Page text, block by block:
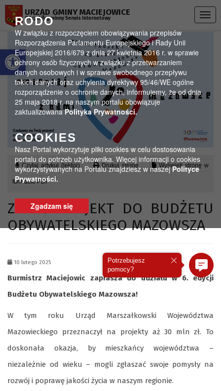
Otwórz pasek narzędzi
RODO
W związku z rozpoczęciem obowiązywania przepisów
Rozporządzenia Parlamentu Europejskiego i Rady Unii
Europejskiej 2016/679 z dnia 27 kwietnia 2016 r. w sprawie
ochrony osób fizycznych w związku z przetwarzaniem
danych osobowych i w sprawie swobodnego przepływu
takich danych oraz uchylenia dyrektywy 95/46/WE ogólne
rozporządzenie o ochronie danych, informujemy, że od dnia
25 maja 2018 r. na naszym portalu obowiązuje
zaktualizowanaPolityka Prywatności.
COOKIES
Nasz Portal wykorzytuje pliki cookies w celu dostosowania
portalu do potrzeb użytkownika. Więcej informacji o cookies
wykorzystywanych na Portalu znajdziesz w naszejPolityce
Prywatności.
Zgadzam się
URZĄD GMINY MACIEJOWICE
Oficjalny gminny Serwis Internetowy
Czytaj artykuł (lektor) Drukuj stronę Wyświetl stronę w
formacie PDF
ZGŁOŚ PROJEKT DO BUDŻETU
OBYWATELSKIEGO MAZOWSZA
10 lutego 2025
Burmistrz Maciejowic zaprasza do udziału w 6. edycji
Budżetu Obywatelskiego Mazowsza!
W tym roku Urząd Marszałkowski Województwa
Mazowieckiego przeznaczył na projekty aż 30 mln zł. To
doskonała okazja, by mieszkańcy województwa –
niezależnie od wieku – mogli zgłaszać swoje pomysły na
rozwój i poprawę jakości życia w naszym regionie.
Potrzebujesz
pomocy?